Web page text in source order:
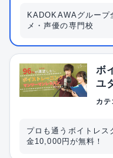
KADOKAWAグループ
メ・声優の専門校
ボ
ユ
カテ
プロも通うボイトレス
金10,000円が無料！